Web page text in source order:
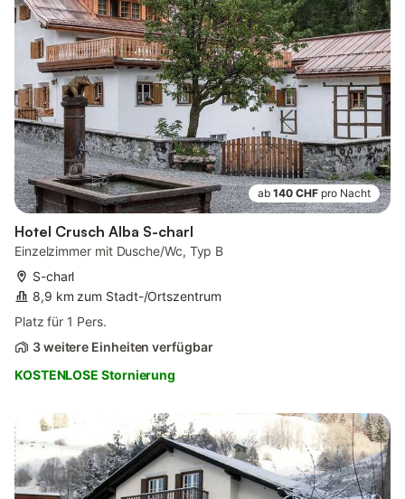
ab 140 CHF pro Nacht
Hotel Crusch Alba S-charl
Einzelzimmer mit Dusche/Wc, Typ B
S-charl
8,9 km zum Stadt-/Ortszentrum
Platz für 1 Pers.
3 weitere Einheiten verfügbar
KOSTENLOSE Stornierung